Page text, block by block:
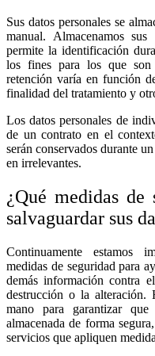
Sus datos personales se
manual. Almacenamos
permite la identificación
los fines para los que son
retención varía en función
finalidad del tratamiento y
Los datos personales de
de un contrato en el
serán conservados durante
en irrelevantes.
¿Qué medidas de
salvaguardar sus
Continuamente estamos
medidas de seguridad para
demás información contra
destrucción o la alteración.
mano para garantizar
almacenada de forma
servicios que apliquen